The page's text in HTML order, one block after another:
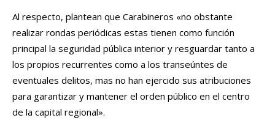
Al respecto, plantean que Carabineros «no obstante
realizar rondas periódicas estas tienen como función
principal la seguridad pública interior y resguardar tanto a
los propios recurrentes como a los transeúntes de
eventuales delitos, mas no han ejercido sus atribuciones
para garantizar y mantener el orden público en el centro
de la capital regional».